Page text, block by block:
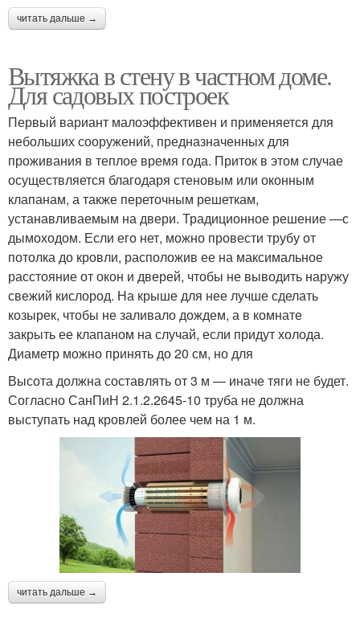
читать дальше →
Вытяжка в стену в частном доме.
Для садовых построек
Первый вариант малоэффективен и применяется для
небольших сооружений, предназначенных для
проживания в теплое время года. Приток в этом случае
осуществляется благодаря стеновым или оконным
клапанам, а также переточным решеткам,
устанавливаемым на двери. Традиционное решение —с
дымоходом. Если его нет, можно провести трубу от
потолка до кровли, расположив ее на максимальное
расстояние от окон и дверей, чтобы не выводить наружу
свежий кислород. На крыше для нее лучше сделать
козырек, чтобы не заливало дождем, а в комнате
закрыть ее клапаном на случай, если придут холода.
Диаметр можно принять до 20 см, но для
Высота должна составлять от 3 м — иначе тяги не будет.
Согласно СанПиН 2.1.2.2645-10 труба не должна
выступать над кровлей более чем на 1 м.
читать дальше →